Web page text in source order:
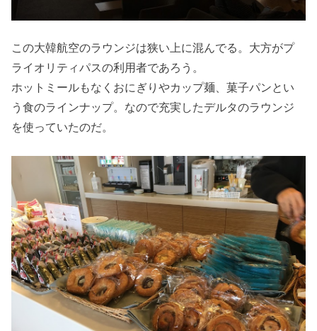
この大韓航空のラウンジは狭い上に混んでる。大方がプ
ライオリティパスの利用者であろう。
ホットミールもなくおにぎりやカップ麺、菓子パンとい
う食のラインナップ。なので充実したデルタのラウンジ
を使っていたのだ。